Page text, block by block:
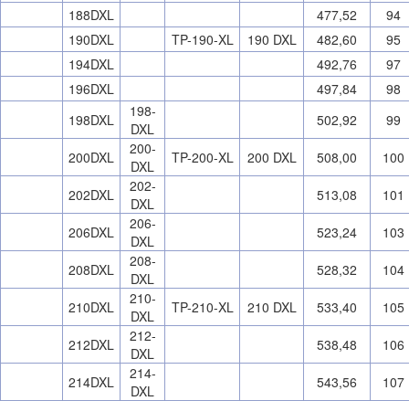
188DXL
477,52
94
190DXL
TP-190-XL 190 DXL 482,60
95
194DXL
492,76
97
196DXL
497,84
98
198DXL
198-
DXL
502,92 99
200DXL
200-
DXL
TP-200-XL 200 DXL 508,00 100
202DXL
202-
DXL
513,08 101
206DXL
206-
DXL
523,24 103
208DXL
208-
DXL
528,32 104
210DXL
210-
DXL
TP-210-XL 210 DXL 533,40 105
212DXL
212-
DXL
538,48 106
214DXL
214-
DXL
543,56
107